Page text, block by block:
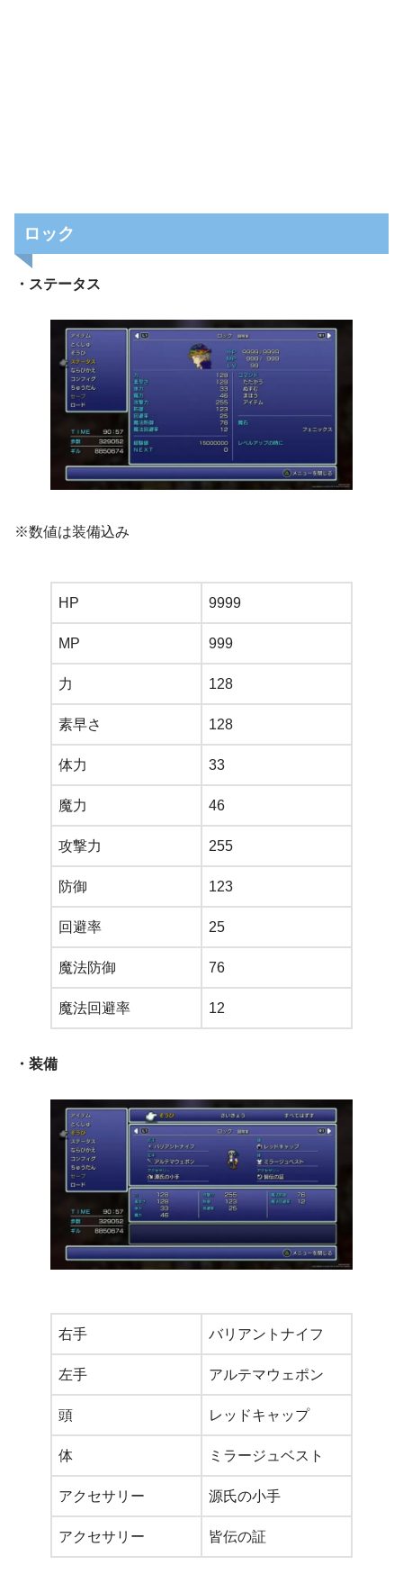
ロック
・ステータス
※数値は装備込み
HP 9999
MP 999
力 128
素早さ 128
体力 33
魔力 46
攻撃力 255
防御 123
回避率 25
魔法防御 76
魔法回避率 12
・装備
右手 バリアントナイフ
左手 アルテマウェポン
頭 レッドキャップ
体 ミラージュベスト
アクセサリー 源氏の小手
アクセサリー 皆伝の証